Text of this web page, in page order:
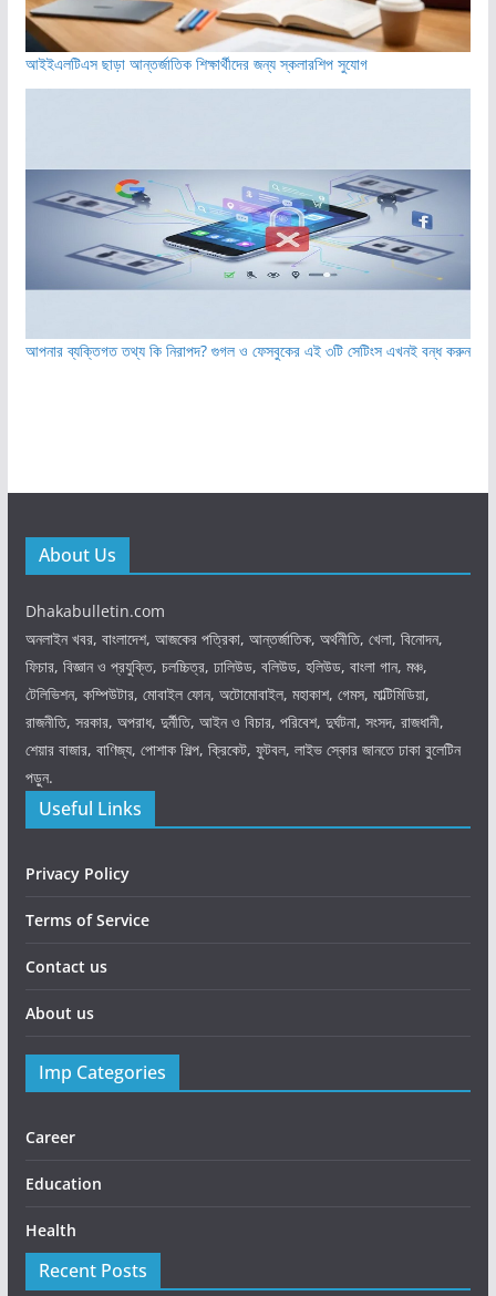
আইইএলটিএস ছাড়া আন্তর্জাতিক শিক্ষার্থীদের জন্য স্কলারশিপ সুযোগ
আপনার ব্যক্তিগত তথ্য কি নিরাপদ? গুগল ও ফেসবুকের এই ৩টি সেটিংস এখনই বন্ধ করুন
About Us
Dhakabulletin.com
অনলাইন খবর, বাংলাদেশ, আজকের পত্রিকা, আন্তর্জাতিক, অর্থনীতি, খেলা, বিনোদন,
ফিচার, বিজ্ঞান ও প্রযুক্তি, চলচ্চিত্র, ঢালিউড, বলিউড, হলিউড, বাংলা গান, মঞ্চ,
টেলিভিশন, কম্পিউটার, মোবাইল ফোন, অটোমোবাইল, মহাকাশ, গেমস, মাল্টিমিডিয়া,
রাজনীতি, সরকার, অপরাধ, দুর্নীতি, আইন ও বিচার, পরিবেশ, দুর্ঘটনা, সংসদ, রাজধানী,
শেয়ার বাজার, বাণিজ্য, পোশাক শিল্প, ক্রিকেট, ফুটবল, লাইভ স্কোর জানতে ঢাকা বুলেটিন
পড়ুন.
Useful Links
Privacy Policy
Terms of Service
Contact us
About us
Imp Categories
Career
Education
Health
Recent Posts